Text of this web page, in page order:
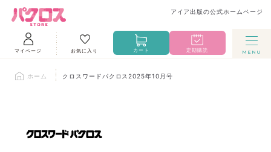
アイア出版の公式ホームページ
マイページ お気に入り カート 定期購読
ホーム クロスワードパクロス2025年10月号